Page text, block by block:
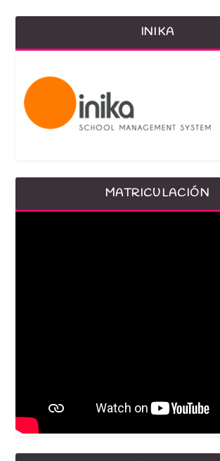
INIKA
MATRICULACIÓN